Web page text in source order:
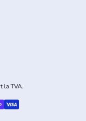
la TVA.
paiement